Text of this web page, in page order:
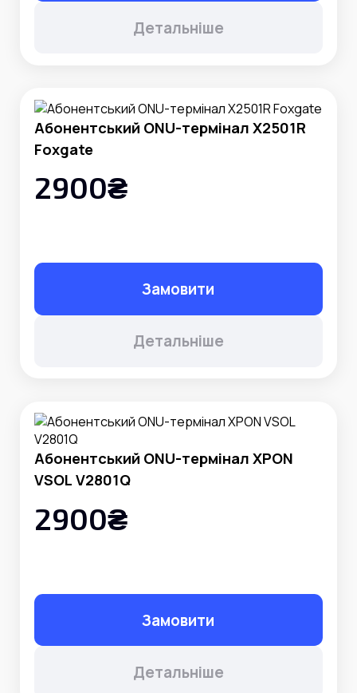
Детальніше
Абонентський ONU-термінал X2501R
Foxgate
2900₴
Замовити
Детальніше
Абонентський ONU-термінал XPON
VSOL V2801Q
2900₴
Замовити
Детальніше